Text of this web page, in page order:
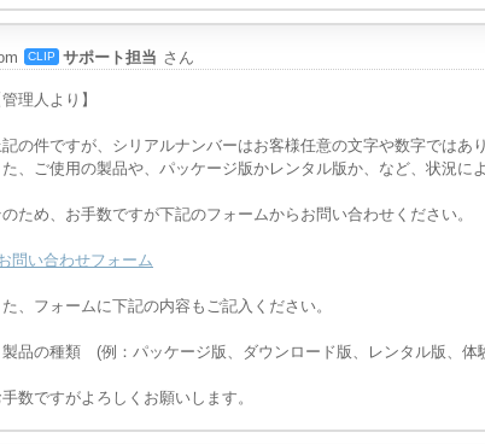
CLIP サポート担当 さん
管理人より】
記の件ですが、シリアルナンバーはお客様任意の文字や数字ではあ
た、ご使用の製品や、パッケージ版かレンタル版か、など、状況に
のため、お手数ですが下記のフォームからお問い合わせください。
問い合わせフォーム
た、フォームに下記の内容もご記入ください。
製品の種類 (例：パッケージ版、ダウンロード版、レンタル版、体
手数ですがよろしくお願いします。